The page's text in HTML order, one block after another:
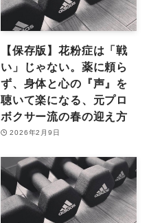
【保存版】花粉症は「戦
い」じゃない。薬に頼ら
ず、身体と心の『声』を
聴いて楽になる、元プロ
ボクサー流の春の迎え方
2026年2月9日